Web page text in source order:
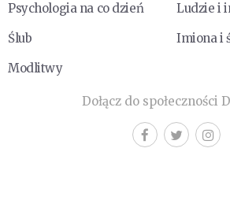
Psychologia na co dzień
Ludzie i
Ślub
Imiona i
Modlitwy
Dołącz do społeczności